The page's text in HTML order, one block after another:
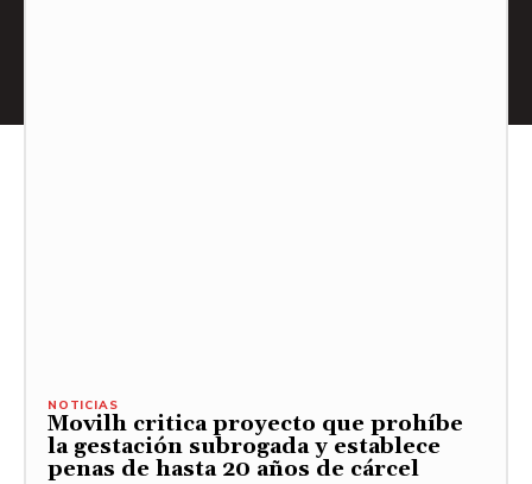
NOTICIAS
Movilh critica proyecto que prohíbe
la gestación subrogada y establece
penas de hasta 20 años de cárcel